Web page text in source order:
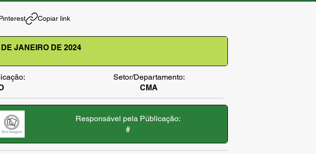
Copiar link
JANEIRO DE 2024
Setor/Departamento:
CMA
Responsável pela Públicação:
#